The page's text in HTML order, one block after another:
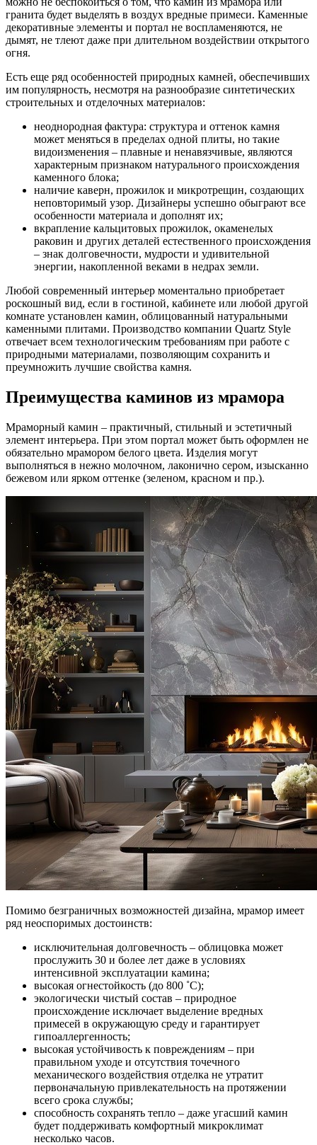
гранита будет выделять в воздух вредные примеси. Каменные
декоративные элементы и портал не воспламеняются, не
дымят, не тлеют даже при длительном воздействии открытого
огня.
Есть еще ряд особенностей природных камней, обеспечивших
им популярность, несмотря на разнообразие синтетических
строительных и отделочных материалов:
неоднородная фактура: структура и оттенок камня
может меняться в пределах одной плиты, но такие
видоизменения – плавные и ненавязчивые, являются
характерным признаком натурального происхождения
каменного блока;
наличие каверн, прожилок и микротрещин, создающих
неповторимый узор. Дизайнеры успешно обыграют все
особенности материала и дополнят их;
вкрапление кальцитовых прожилок, окаменелых
раковин и других деталей естественного происхождения
– знак долговечности, мудрости и удивительной
энергии, накопленной веками в недрах земли.
Любой современный интерьер моментально приобретает
роскошный вид, если в гостиной, кабинете или любой другой
комнате установлен камин, облицованный натуральными
каменными плитами. Производство компании Quartz Style
отвечает всем технологическим требованиям при работе с
природными материалами, позволяющим сохранить и
преумножить лучшие свойства камня.
Преимущества каминов из мрамора
Мраморный камин – практичный, стильный и эстетичный
элемент интерьера. При этом портал может быть оформлен не
обязательно мрамором белого цвета. Изделия могут
выполняться в нежно молочном, лаконично сером, изысканно
бежевом или ярком оттенке (зеленом, красном и пр.).
Помимо безграничных возможностей дизайна, мрамор имеет
ряд неоспоримых достоинств:
исключительная долговечность – облицовка может
прослужить 30 и более лет даже в условиях
интенсивной эксплуатации камина;
высокая огнестойкость (до 800 ˚С);
экологически чистый состав – природное
происхождение исключает выделение вредных
примесей в окружающую среду и гарантирует
гипоаллергенность;
высокая устойчивость к повреждениям – при
правильном уходе и отсутствия точечного
механического воздействия отделка не утратит
первоначальную привлекательность на протяжении
всего срока службы;
способность сохранять тепло – даже угасший камин
будет поддерживать комфортный микроклимат
несколько часов.